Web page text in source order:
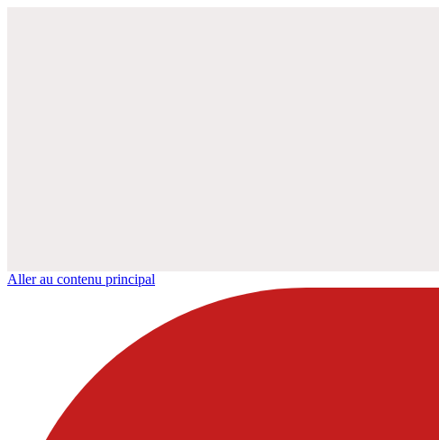
Aller au contenu principal